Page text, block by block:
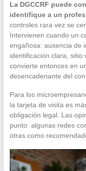
La DGCCRF puede
identifique a un
controles rara vez se
Intervienen cuando un
engañosa: ausencia de
identificación clara, sitio
convierte entonces en
desencadenante del
Para los
la tarjeta de visita es
obligación legal. Las
punto: algunas redes
otras como